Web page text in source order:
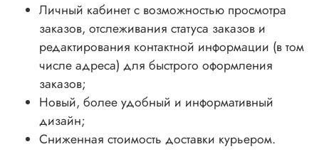
Личный кабинет с возможностью просмотра
заказов, отслеживания статуса заказов и
редактирования контактной информации (в том
числе адреса) для быстрого оформления
заказов;
Новый, более удобный и информативный
дизайн;
Сниженная стоимость доставки курьером.